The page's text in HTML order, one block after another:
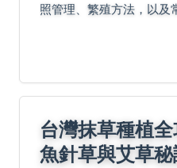
照管理、繁殖方法，以及
台灣抹草種植
魚針草與艾草